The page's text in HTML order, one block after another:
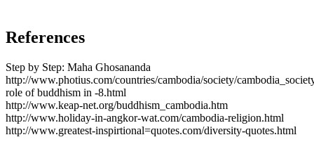
References
Step by Step: Maha Ghosananda
http://www.photius.com/countries/cambodia/society/
role of buddhism in -8.html
http://www.keap-net.org/buddhism_cambodia.htm
http://www.holiday-in-angkor-wat.com/cambodia-religion.html
http://www.greatest-inspirtional=quotes.com/diversity-quotes.html